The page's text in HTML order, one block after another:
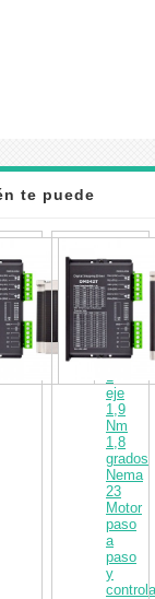
te puede
CNC
de
motor
paso
paso
de
1
eje
1,9
Nm
1,8
grados
Nema
23
Motor
paso
a
paso
y